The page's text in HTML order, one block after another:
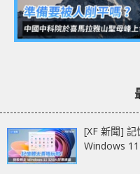
[XF 新聞]
Windows